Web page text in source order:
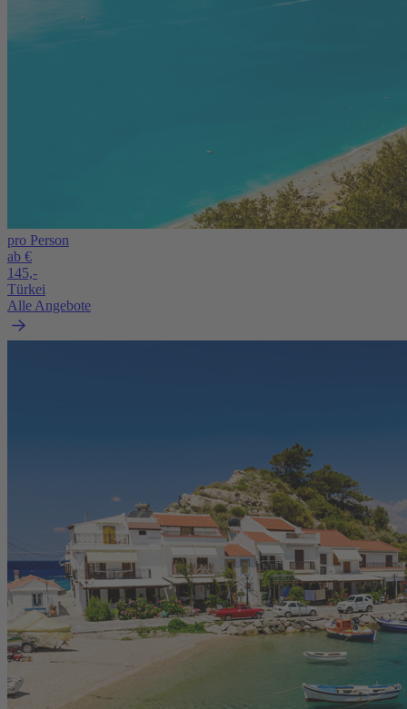
pro Person
ab €
145,-
Türkei
Alle Angebote